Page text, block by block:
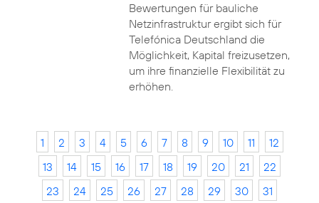
Bewertungen für bauliche
Netzinfrastruktur ergibt sich für
Telefónica Deutschland die
Möglichkeit, Kapital freizusetzen,
um ihre finanzielle Flexibilität zu
erhöhen.
1 2 3 4 5 6 7 8 9 10 11
12
13
14 15 16 17 18 19 20 21
22
23
24 25 26 27 28 29 30
31